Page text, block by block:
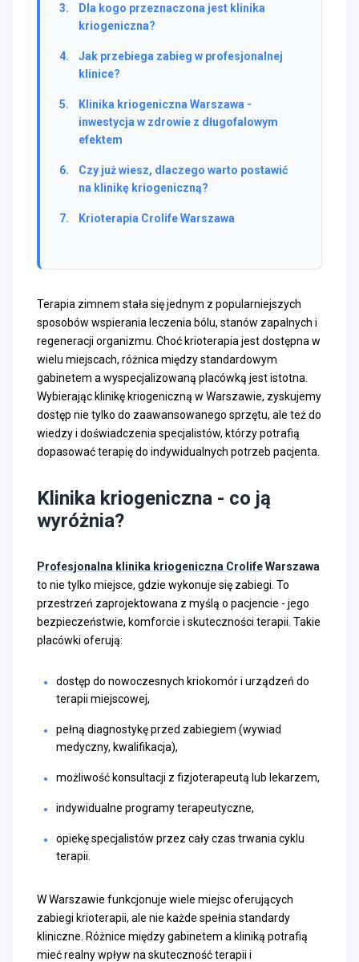
Dla kogo przeznaczona jest klinika
kriogeniczna?
Jak przebiega zabieg w profesjonalnej
klinice?
Klinika kriogeniczna Warszawa -
inwestycja w zdrowie z długofalowym
efektem
Czy już wiesz, dlaczego warto postawić
na klinikę kriogeniczną?
Krioterapia Crolife Warszawa
Terapia zimnem stała się jednym z popularniejszych
sposobów wspierania leczenia bólu, stanów zapalnych i
regeneracji organizmu. Choć krioterapia jest dostępna w
wielu miejscach, różnica między standardowym
gabinetem a wyspecjalizowaną placówką jest istotna.
Wybierając klinikę kriogeniczną w Warszawie, zyskujemy
dostęp nie tylko do zaawansowanego sprzętu, ale też do
wiedzy i doświadczenia specjalistów, którzy potrafią
dopasować terapię do indywidualnych potrzeb pacjenta.
Klinika kriogeniczna - co ją
wyróżnia?
Profesjonalna klinika kriogeniczna CrolifeWarszawa
to nie tylko miejsce, gdzie wykonuje się zabiegi. To
przestrzeń zaprojektowana z myślą o pacjencie - jego
bezpieczeństwie, komforcie i skuteczności terapii. Takie
placówki oferują:
dostęp do nowoczesnych kriokomór i urządzeń do
terapii miejscowej,
pełną diagnostykę przed zabiegiem (wywiad
medyczny, kwalifikacja),
możliwość konsultacji z fizjoterapeutą lub lekarzem,
indywidualne programy terapeutyczne,
opiekę specjalistów przez cały czas trwania cyklu
terapii.
W Warszawie funkcjonuje wiele miejsc oferujących
zabiegi krioterapii, ale nie każde spełnia standardy
kliniczne. Różnice między gabinetem a kliniką potrafią
mieć realny wpływ na skuteczność terapii i